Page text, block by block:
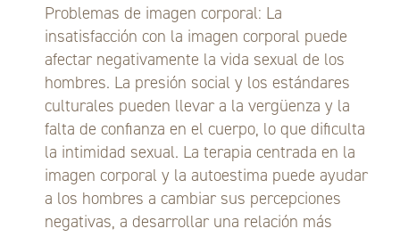
Problemas de imagen corporal: La
insatisfacción con la imagen corporal puede
afectar negativamente la vida sexual de los
hombres. La presión social y los estándares
culturales pueden llevar a la vergüenza y la
falta de confianza en el cuerpo, lo que dificulta
la intimidad sexual. La terapia centrada en la
imagen corporal y la autoestima puede ayudar
a los hombres a cambiar sus percepciones
negativas, a desarrollar una relación más